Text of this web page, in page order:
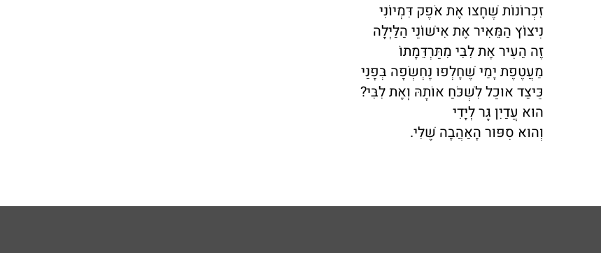
זִכְרוֹנוֹת שֶׁחָצוּ אֶת אֹפֶק דִּמְיוֹנִי
נִיצוֹץ הַמֵּאִיר אֶת אִישׁוֹנֵי הַלַּיְלָה
זֶה הֵעִיר אֶת לִבִּי מִתַּרְדֵּמָתוֹ
מַעֲטֶפֶת יָמַי שֶׁחָלְפוּ נֶחְשְׂפָה בְּפָנַי
כֵּיצַד אוּכַל לִשְׁכֹּחַ אוֹתָהּ וְאֶת לִבִּי?
הוּא עֲדַיִן גָּר לְיָדִי
וְהוּא סִפּוּר הָאַהֲבָה שֶׁלִּי.